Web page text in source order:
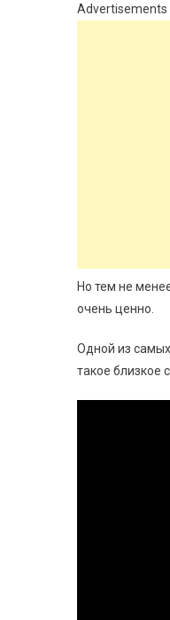
Advertisements
Но тем не
очень ценно.
Одной из
такое близкое